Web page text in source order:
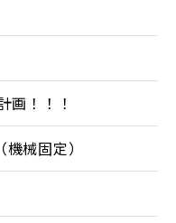
画！！！
械固定）